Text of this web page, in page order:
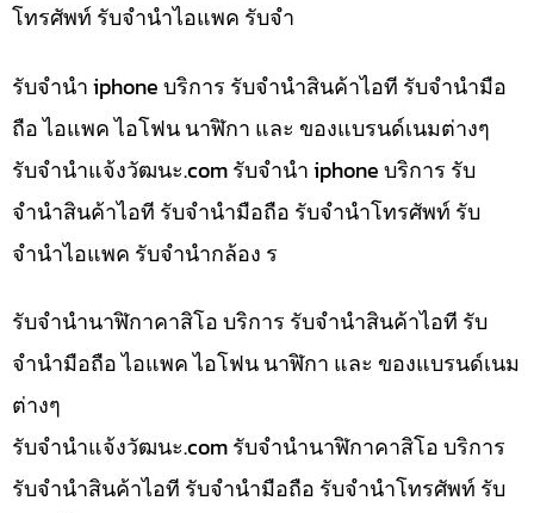
โทรศัพท์ รับจำนำไอแพค รับจำ
รับจำนำ iphone บริการ รับจำนำสินค้าไอที รับจำนำมือ
ถือ ไอแพค ไอโฟน นาฬิกา และ ของแบรนด์เนมต่างๆ
รับจํานําแจ้งวัฒนะ.com รับจำนำ iphone บริการ รับ
จำนำสินค้าไอที รับจำนำมือถือ รับจำนำโทรศัพท์ รับ
จำนำไอแพค รับจำนำกล้อง ร
รับจำนำนาฬิกาคาสิโอ บริการ รับจำนำสินค้าไอที รับ
จำนำมือถือ ไอแพค ไอโฟน นาฬิกา และ ของแบรนด์เนม
ต่างๆ
รับจํานําแจ้งวัฒนะ.com รับจำนำนาฬิกาคาสิโอ บริการ
รับจำนำสินค้าไอที รับจำนำมือถือ รับจำนำโทรศัพท์ รับ